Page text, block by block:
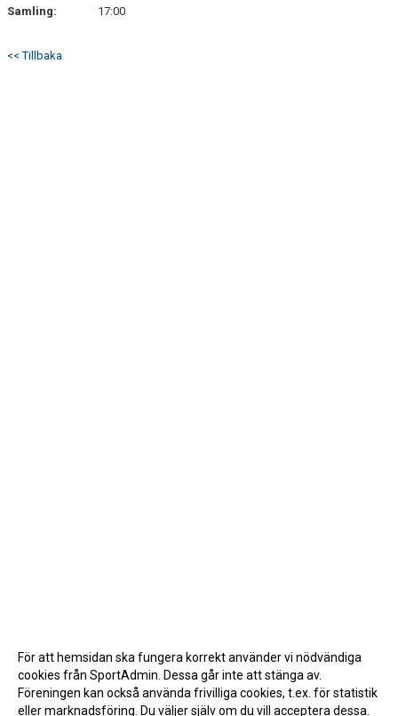
Samling:
17:00
<< Tillbaka
För att hemsidan ska fungera korrekt använder vi nödvändiga
cookies från SportAdmin. Dessa går inte att stänga av.
Föreningen kan också använda frivilliga cookies, t.ex. för statistik
eller marknadsföring. Du väljer själv om du vill acceptera dessa.